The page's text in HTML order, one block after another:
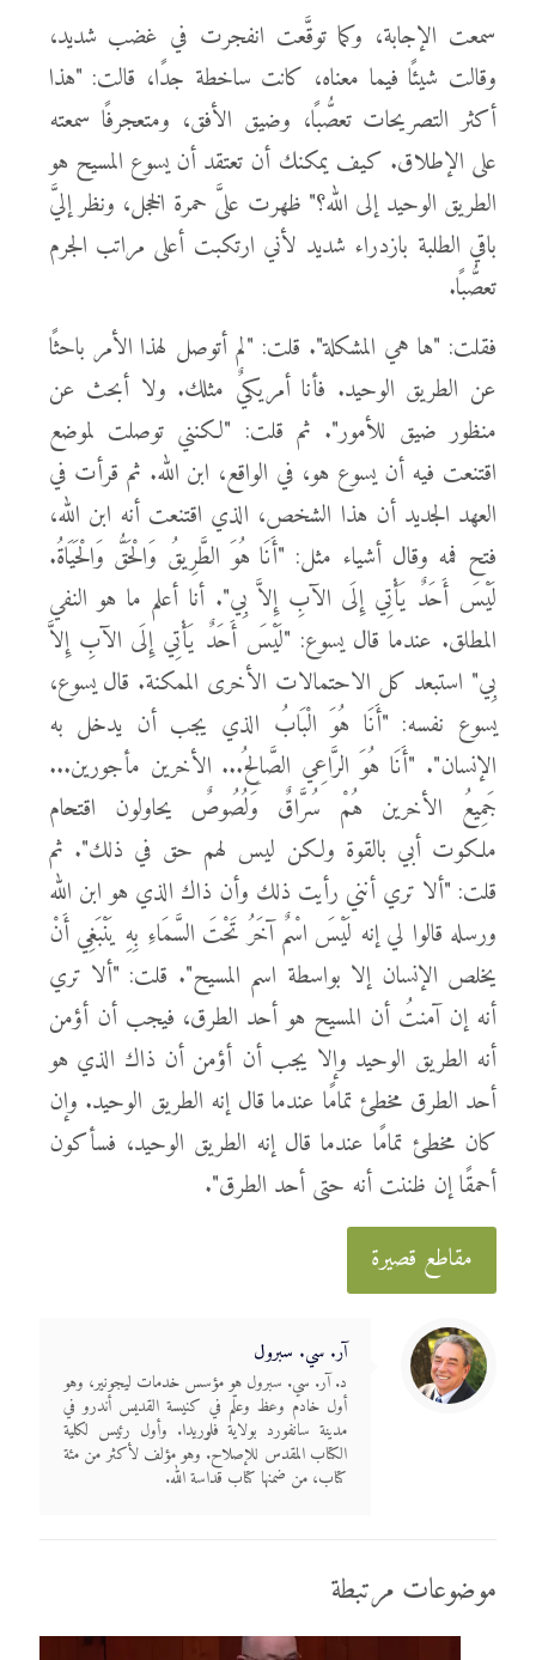
سمعت الإجابة، وكما توقَّعت انفجرت في غضب شديد،
وقالت شيئًا فيما معناه، كانت ساخطة جدًا، قالت: "هذا
أكثر التصريحات تعصُّبًا، وضيق الأفق، ومتعجرفًا سمعته
على الإطلاق. كيف يمكنك أن تعتقد أن يسوع المسيح هو
الطريق الوحيد إلى الله؟" ظهرت علىَّ حمرة الخجل، ونظر إليَّ
باقي الطلبة بازدراء شديد لأني ارتكبت أعلى مراتب الجرم
تعصُّبًا.
فقلت: "ها هي المشكلة". قلت: "لم أتوصل لهذا الأمر باحثًا
عن الطريق الوحيد. فأنا أمريكيٌ مثلك. ولا أبحث عن
منظور ضيق للأمور". ثم قلت: "لكنني توصلت لموضع
اقتنعت فيه أن يسوع هو، في الواقع، ابن الله. ثم قرأت في
العهد الجديد أن هذا الشخص، الذي اقتنعت أنه ابن الله،
فتح فمه وقال أشياء مثل: "أَنَا هُوَ الطَّرِيقُ وَالْحَقُّ وَالْحَيَاةُ.
لَيْسَ أَحَدٌ يَأْتِي إِلَى الآبِ إِلاَّ بِي". أنا أعلم ما هو النفي
المطلق. عندما قال يسوع: "لَيْسَ أَحَدٌ يَأْتِي إِلَى الآبِ إِلاَّ
بِي" استبعد كل الاحتمالات الأخرى الممكنة. قال يسوع،
يسوع نفسه: "أَنَا هُوَ الْبَابُ الذي يجب أن يدخل به
الإنسان". "أَنَا هُوَ الرَّاعِي الصَّالِحُ... الأخرين مأجورين...
جَمِيعُ الأخرين هُمْ سُرَّاقٌ وَلُصُوصٌ يحاولون اقتحام
ملكوت أبي بالقوة ولكن ليس لهم حق في ذلك". ثم
قلت: "ألا تري أنني رأيت ذلك وأن ذاك الذي هو ابن الله
ورسله قالوا لي إنه لَيْسَ اسْمٌ آخَرُ تَحْتَ السَّمَاءِ بِهِ يَنْبَغِي أَنْ
يخلص الإنسان إلا بواسطة اسم المسيح". قلت: "ألا تري
أنه إن آمنتُ أن المسيح هو أحد الطرق، فيجب أن أؤمن
أنه الطريق الوحيد وإلا يجب أن أؤمن أن ذاك الذي هو
أحد الطرق مخطئ تمامًا عندما قال إنه الطريق الوحيد. وإن
كان مخطئ تمامًا عندما قال إنه الطريق الوحيد، فسأكون
أحمقًا إن ظننت أنه حتى أحد الطرق".
مقاطع قصيرة
آر. سي. سبرول
د. آر. سي. سبرول هو مؤسس خدمات ليجونير، وهو
أول خادم وعظ وعلّم في كنيسة القديس أندرو في
مدينة سانفورد بولاية فلوريدا. وأول رئيس لكلية
الكتاب المقدس للإصلاح. وهو مؤلف لأكثر من مئة
كتاب، من ضمنها كتاب قداسة الله.
موضوعات مرتبطة